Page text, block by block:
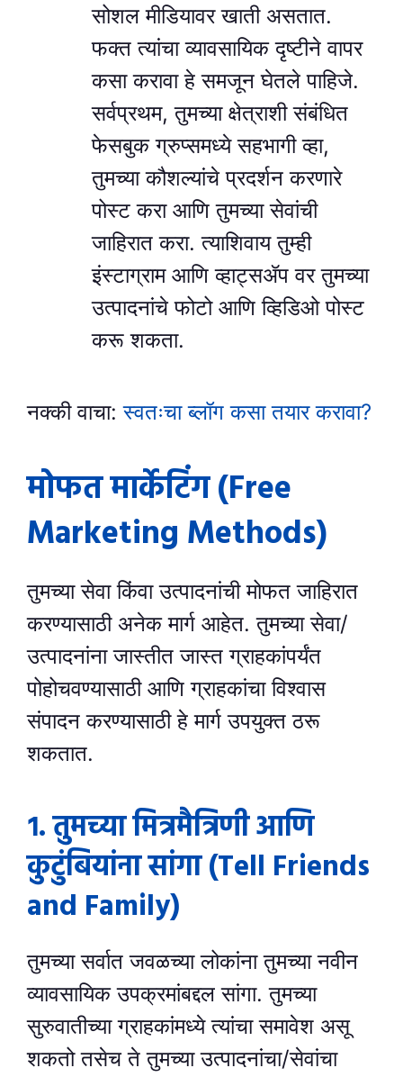
सोशल मीडियावर खाती असतात.
फक्त त्यांचा व्यावसायिक दृष्टीने वापर
कसा करावा हे समजून घेतले पाहिजे.
सर्वप्रथम, तुमच्या क्षेत्राशी संबंधित
फेसबुक ग्रुप्समध्ये सहभागी व्हा,
तुमच्या कौशल्यांचे प्रदर्शन करणारे
पोस्ट करा आणि तुमच्या सेवांची
जाहिरात करा. त्याशिवाय तुम्ही
इंस्टाग्राम आणि व्हाट्सॲप वर तुमच्या
उत्पादनांचे फोटो आणि व्हिडिओ पोस्ट
करू शकता.
नक्की वाचा:स्वतःचा ब्लॉग कसा तयार करावा?
मोफत मार्केटिंग (Free
Marketing Methods)
तुमच्या सेवा किंवा उत्पादनांची मोफत जाहिरात
करण्यासाठी अनेक मार्ग आहेत. तुमच्या सेवा/
उत्पादनांना जास्तीत जास्त ग्राहकांपर्यंत
पोहोचवण्यासाठी आणि ग्राहकांचा विश्वास
संपादन करण्यासाठी हे मार्ग उपयुक्त ठरू
शकतात.
१. तुमच्या मित्रमैत्रिणी आणि
कुटुंबियांना सांगा (Tell Friends
and Family)
तुमच्या सर्वात जवळच्या लोकांना तुमच्या नवीन
व्यावसायिक उपक्रमांबद्दल सांगा. तुमच्या
सुरुवातीच्या ग्राहकांमध्ये त्यांचा समावेश असू
शकतो तसेच ते तुमच्या उत्पादनांचा/सेवांचा